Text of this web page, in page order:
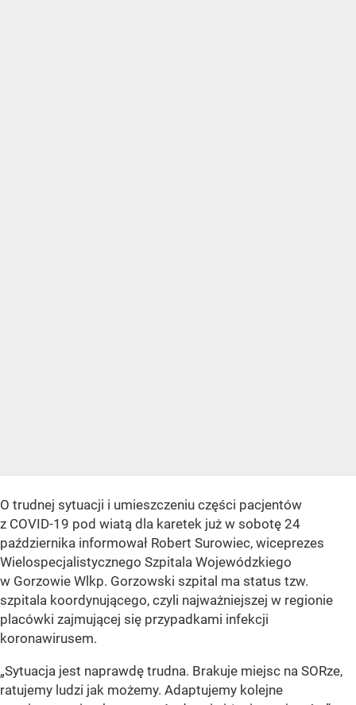
O trudnej sytuacji i umieszczeniu części pacjentów
z COVID-19 pod wiatą dla karetek już w sobotę 24
października informował Robert Surowiec, wiceprezes
Wielospecjalistycznego Szpitala Wojewódzkiego
w Gorzowie Wlkp. Gorzowski szpital ma status tzw.
szpitala koordynującego, czyli najważniejszej w regionie
placówki zajmującej się przypadkami infekcji
koronawirusem.
„Sytuacja jest naprawdę trudna. Brakuje miejsc na SORze,
ratujemy ludzi jak możemy. Adaptujemy kolejne